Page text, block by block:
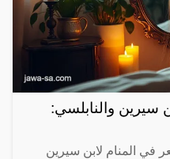
سيرين والنابلسي:
المنام لابن سيرين